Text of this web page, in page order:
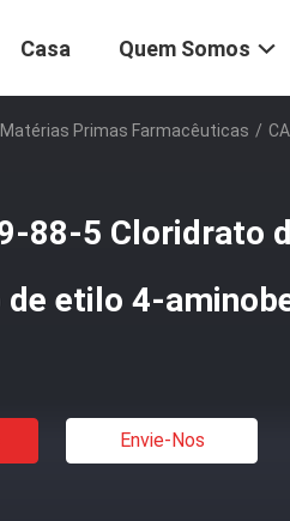
Casa Quem Somos
Matérias Primas Farmacêuticas /
88-5 Cloridrato
etilo 4-
Envie-Nos